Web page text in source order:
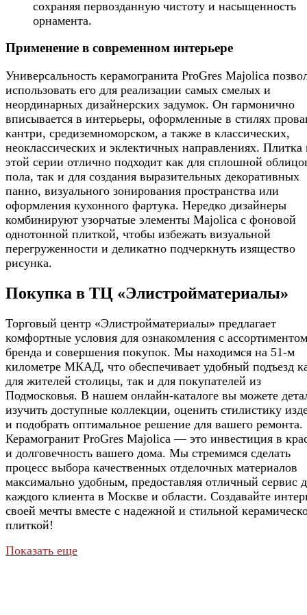
сохраняя первозданную чистоту и насыщенность
орнамента.
Применение в современном интерьере
Универсальность керамогранита ProGres Majolica
использовать его для реализации самых смелых и
неординарных дизайнерских задумок. Он гармонично
вписывается в интерьеры, оформленные в стилях
кантри, средиземноморском, а также в классических,
неоклассических и эклектичных направлениях. Плитка
этой серии отлично подходит как для сплошной
пола, так и для создания выразительных декоративных
панно, визуального зонирования пространства или
оформления кухонного фартука. Нередко дизайнеры
комбинируют узорчатые элементы Majolica с фоновой
однотонной плиткой, чтобы избежать визуальной
перегруженности и деликатно подчеркнуть изящество
рисунка.
Покупка в ТЦ «Элистройматериалы»
Торговый центр «Элистройматериалы» предлагает
комфортные условия для ознакомления с ассортиментом
бренда и совершения покупок. Мы находимся на 51-м
километре МКАД, что обеспечивает удобный подъезд
для жителей столицы, так и для покупателей из
Подмосковья. В нашем онлайн-каталоге вы можете
изучить доступные коллекции, оценить стилистику
и подобрать оптимальное решение для вашего ремонта.
Керамогранит ProGres Majolica — это инвестиция в
и долговечность вашего дома. Мы стремимся сделать
процесс выбора качественных отделочных материалов
максимально удобным, предоставляя отличный сервис
каждого клиента в Москве и области. Создавайте
своей мечты вместе с надежной и стильной
плиткой!
Показать еще